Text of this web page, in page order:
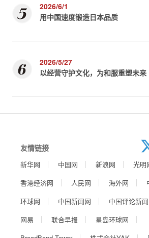
2026/6/1
用中国速度锻造日本品质
2026/5/27
以经营守护文化，为和服重塑未来
友情链接
新华网 中国网 新浪网 光明
香港经济网
人民网 海外网
环球网
中国新闻网 中国评论新
网易
联合早报
星岛环球网